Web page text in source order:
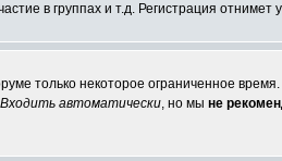
в группах и т.д. Регистрация отнимет
только некоторое ограниченное
Входить автоматически, но мы не